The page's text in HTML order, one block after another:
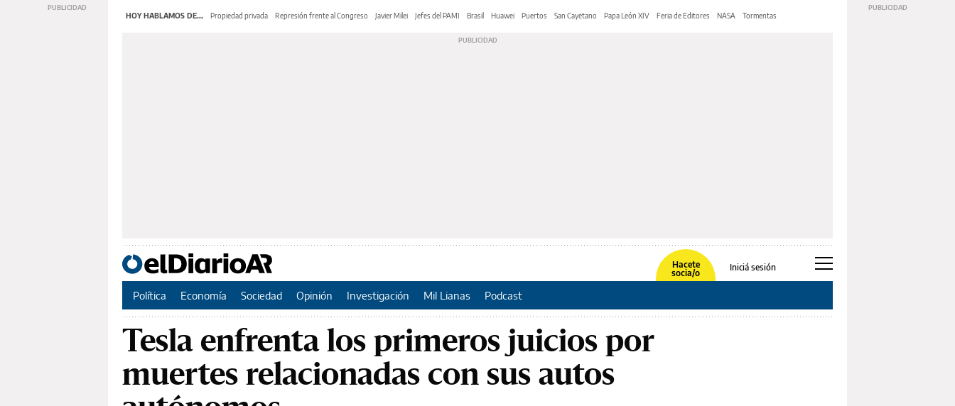
HOY HABLAMOS DE... Propiedad privada Represión frente al Congreso Javier Milei Jefes del PAMI Brasil Huawei Puertos San Cayetano Papa León XIV Feria de Editores NASA Tormentas
Hacete
socia/o
Iniciá sesión
Política Economía Sociedad Opinión Investigación Mil Lianas Podcast
Tesla enfrenta los primeros juicios por
muertes relacionadas con sus autos